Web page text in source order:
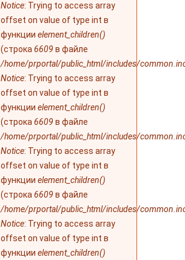
Notice: Trying to access array
offset on value of type int в
функции element_children()
(строка 6609 в файле
/home/prportal/public_html/includes/
Notice: Trying to access array
offset on value of type int в
функции element_children()
(строка 6609 в файле
/home/prportal/public_html/includes/
Notice: Trying to access array
offset on value of type int в
функции element_children()
(строка 6609 в файле
/home/prportal/public_html/includes/
Notice: Trying to access array
offset on value of type int в
функции element_children()